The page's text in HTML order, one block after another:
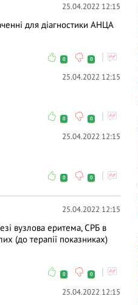
думку - зробіть25.04.2022 12:15
для діагностики АНЦА
0 0
25.04.2022 12:15
0 0
25.04.2022 12:15
0 0
25.04.2022 12:15
вузлова еритема, СРБ в
(до терапії показниках)
0 0
25.04.2022 12:15